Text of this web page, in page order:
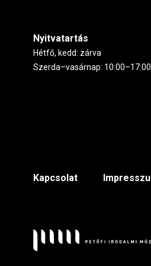
Nyitvatartás
Hétfő, kedd: zárva
Szerda–vasárnap: 10:00–17:00
Kapcsolat